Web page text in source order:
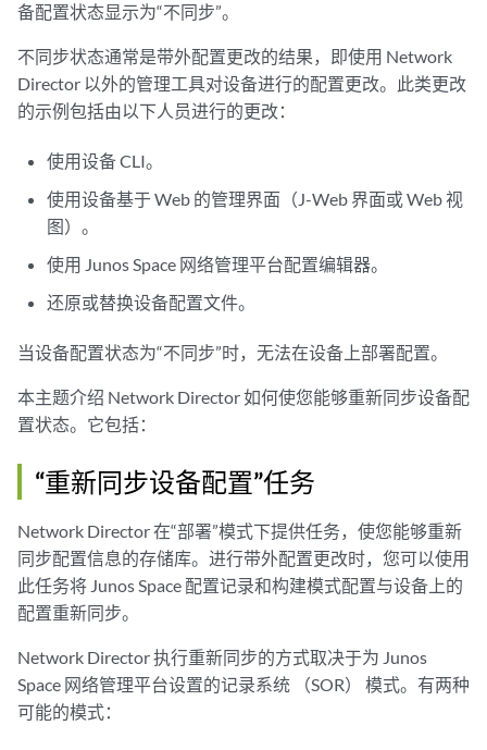
备配置状态显示为“不同步”。
不同步状态通常是带外配置更改的结果，即使用 Network
Director 以外的管理工具对设备进行的配置更改。此类更改
的示例包括由以下人员进行的更改：
使用设备 CLI。
使用设备基于 Web 的管理界面（J-Web 界面或 Web 视
图）。
使用 Junos Space 网络管理平台配置编辑器。
还原或替换设备配置文件。
当设备配置状态为“不同步”时，无法在设备上部署配置。
本主题介绍 Network Director 如何使您能够重新同步设备配
置状态。它包括：
“重新同步设备配置”任务
Network Director 在“部署”模式下提供任务，使您能够重新
同步配置信息的存储库。进行带外配置更改时，您可以使用
此任务将 Junos Space 配置记录和构建模式配置与设备上的
配置重新同步。
Network Director 执行重新同步的方式取决于为 Junos
Space 网络管理平台设置的记录系统 （SOR） 模式。有两种
可能的模式：